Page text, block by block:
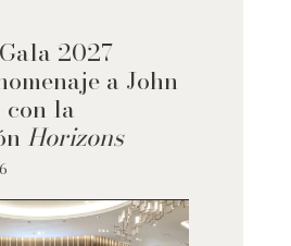
2027
a John
la
Horizons